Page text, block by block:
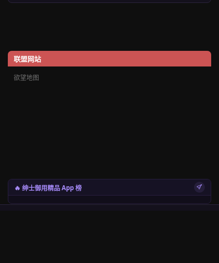
联盟网站
欲望地图
🔥 绅士御用精品 App 榜